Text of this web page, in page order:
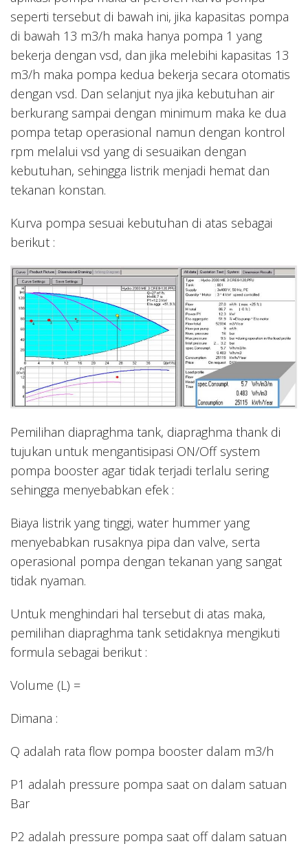
seperti tersebut di bawah ini, jika kapasitas pompa
di bawah 13 m3/h maka hanya pompa 1 yang
bekerja dengan vsd, dan jika melebihi kapasitas 13
m3/h maka pompa kedua bekerja secara otomatis
dengan vsd. Dan selanjut nya jika kebutuhan air
berkurang sampai dengan minimum maka ke dua
pompa tetap operasional namun dengan kontrol
rpm melalui vsd yang di sesuaikan dengan
kebutuhan, sehingga listrik menjadi hemat dan
tekanan konstan.
Kurva pompa sesuai kebutuhan di atas sebagai
berikut :
Pemilihan diapraghma tank, diapraghma thank di
tujukan untuk mengantisipasi ON/Off system
pompa booster agar tidak terjadi terlalu sering
sehingga menyebabkan efek :
Biaya listrik yang tinggi, water hummer yang
menyebabkan rusaknya pipa dan valve, serta
operasional pompa dengan tekanan yang sangat
tidak nyaman.
Untuk menghindari hal tersebut di atas maka,
pemilihan diapraghma tank setidaknya mengikuti
formula sebagai berikut :
Volume (L) =
Dimana :
Q adalah rata flow pompa booster dalam m3/h
P1 adalah pressure pompa saat on dalam satuan
Bar
P2 adalah pressure pompa saat off dalam satuan